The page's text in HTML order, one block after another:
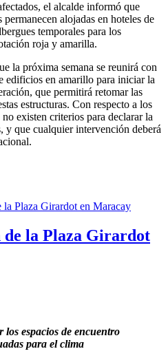
el alcalde informó que
alojadas en hoteles de
temporales para los
roja y amarilla.
la próxima semana se reunirá con
edificios en amarillo para iniciar la
que permitirá retomar las
estructuras. Con respecto a los
existen criterios para declarar la
que cualquier intervención deberá
la Plaza Girardot
espacios de encuentro
para el clima